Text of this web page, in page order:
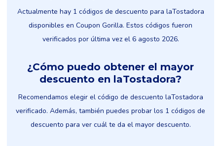
Actualmente hay 1 códigos de descuento para laTostadora
disponibles en Coupon Gorilla. Estos códigos fueron
verificados por última vez el 6 agosto 2026.
¿Cómo puedo obtener el mayor
descuento en laTostadora?
Recomendamos elegir el código de descuento laTostadora
verificado. Además, también puedes probar los 1 códigos de
descuento para ver cuál te da el mayor descuento.